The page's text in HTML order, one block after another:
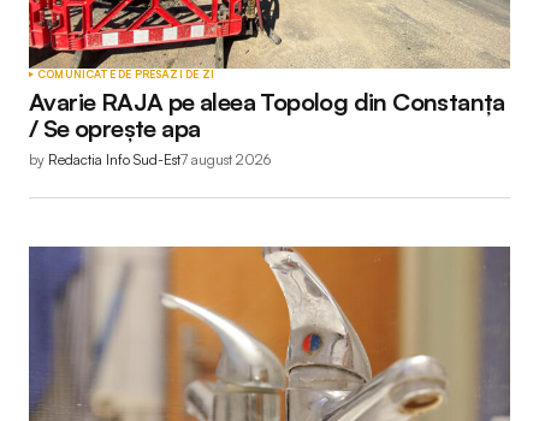
COMUNICATE DE PRESĂZI DE ZI
Avarie RAJA pe aleea Topolog din Constanța
/ Se oprește apa
by Redactia Info Sud-Est7 august 2026